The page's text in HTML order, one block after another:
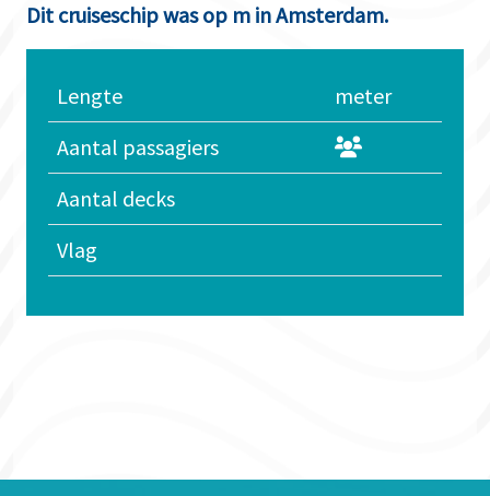
Dit cruiseschip was op m in Amsterdam.
Lengte
meter
Aantal passagiers
Aantal decks
Vlag